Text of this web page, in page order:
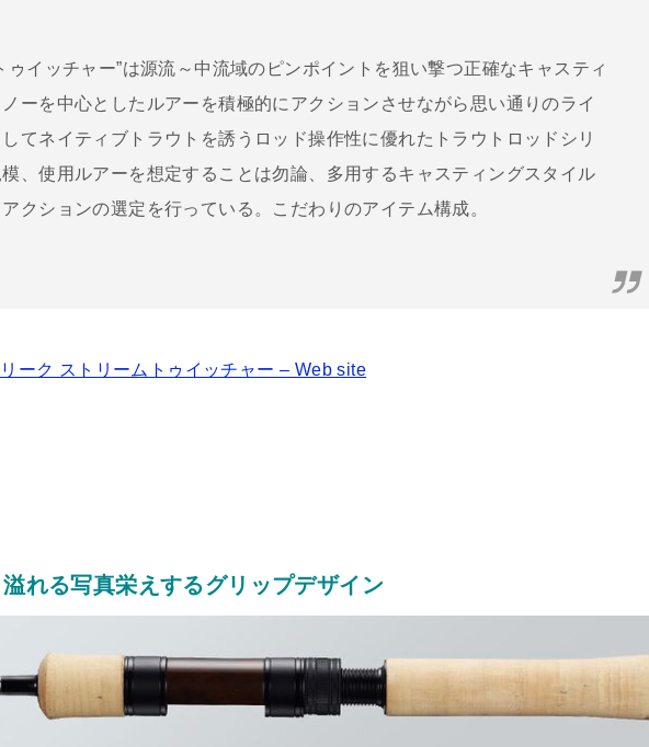
ゥイッチャー”は源流～中流域のピンポイントを狙い撃つ正確なキャスティ
ーを中心としたルアーを積極的にアクションさせながら思い通りのライ
てネイティブトラウトを誘うロッド操作性に優れたトラウトロッドシリ
、使用ルアーを想定することは勿論、多用するキャスティングスタイル
クションの選定を行っている。こだわりのアイテム構成。
ーク ストリームトゥイッチャー – Web site
溢れる写真栄えするグリップデザイン